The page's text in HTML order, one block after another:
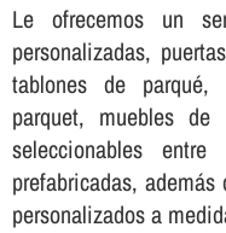
Le ofrecemos un
personalizadas,
tablones de parqué,
parquet, muebles
seleccionables
prefabricadas,
personalizados a